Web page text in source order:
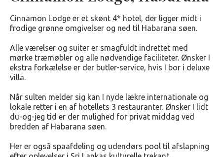
Cinnamon Lodge er et skønt 4* hotel, der ligger midt i
frodige grønne omgivelser og ned til Habarana søen.
Alle værelser og suiter er smagfuldt indrettet med
mørke træmøbler og alle nødvendige faciliteter. Ønsker I
ekstra forkælelse er der butler-service, hvis I bor i deluxe
villa.
Når sulten melder sig kan I nyde lækre internationale og
lokale retter i en af hotellets 3 restauranter. Ønsker I lidt
du-og-jeg tid er der mulighed for privat middag ved
bredden af Habarana søen.
Her er også spaafdeling og udendørs pool til afslapning